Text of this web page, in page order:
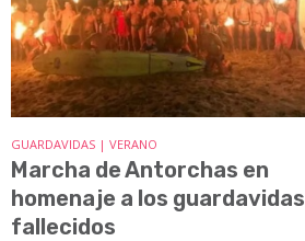
GUARDAVIDAS | VERANO
Marcha de Antorchas en
homenaje a los guardavidas
fallecidos